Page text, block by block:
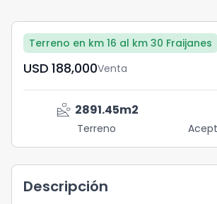
Terreno en km 16 al km 30 Fraijanes
USD	188,000Venta
landslide 2891.45m2
Terreno
Descripción